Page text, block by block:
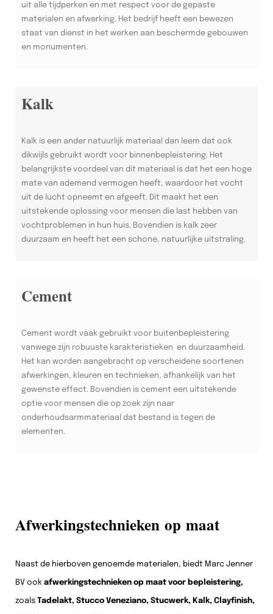
uit alle tijdperken en met respect voor de gepaste
materialen en afwerking. Het bedrijf heeft een bewezen
staat van dienst in het werken aan beschermde gebouwen
en monumenten.
Kalk
Kalk is een ander natuurlijk materiaal dan leem dat ook
dikwijls gebruikt wordt voor binnenbepleistering. Het
belangrijkste voordeel van dit materiaal is dat het een hoge
mate van ademend vermogen heeft, waardoor het vocht
uit de lucht opneemt en afgeeft. Dit maakt het een
uitstekende oplossing voor mensen die last hebben van
vochtproblemen in hun huis. Bovendien is kalk zeer
duurzaam en heeft het een schone, natuurlijke uitstraling.
Cement
Cement wordt vaak gebruikt voor buitenbepleistering
vanwege zijn robuuste karakteristieken en duurzaamheid.
Het kan worden aangebracht op verscheidene soortenen
afwerkingen, kleuren en technieken, afhankelijk van het
gewenste effect. Bovendien is cement een uitstekende
optie voor mensen die op zoek zijn naar
onderhoudsarmmateriaal dat bestand is tegen de
elementen.
Afwerkingstechnieken op maat
Naast de hierboven genoemde materialen, biedt Marc Jenner
BV ook afwerkingstechnieken op maat voor bepleistering,
zoals Tadelakt, Stucco Veneziano, Stucwerk, Kalk, Clayfinish,